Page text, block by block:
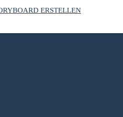
ERSTELLEN